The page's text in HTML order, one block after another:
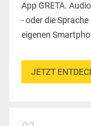
App GRETA.
- oder die
eigenen
JETZT